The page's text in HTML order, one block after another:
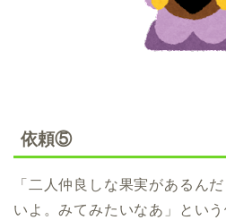
依頼⑤
「二人仲良しな果実があるん
いよ。みてみたいなあ」という